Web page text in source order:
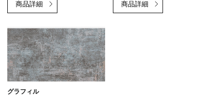
グラフィル